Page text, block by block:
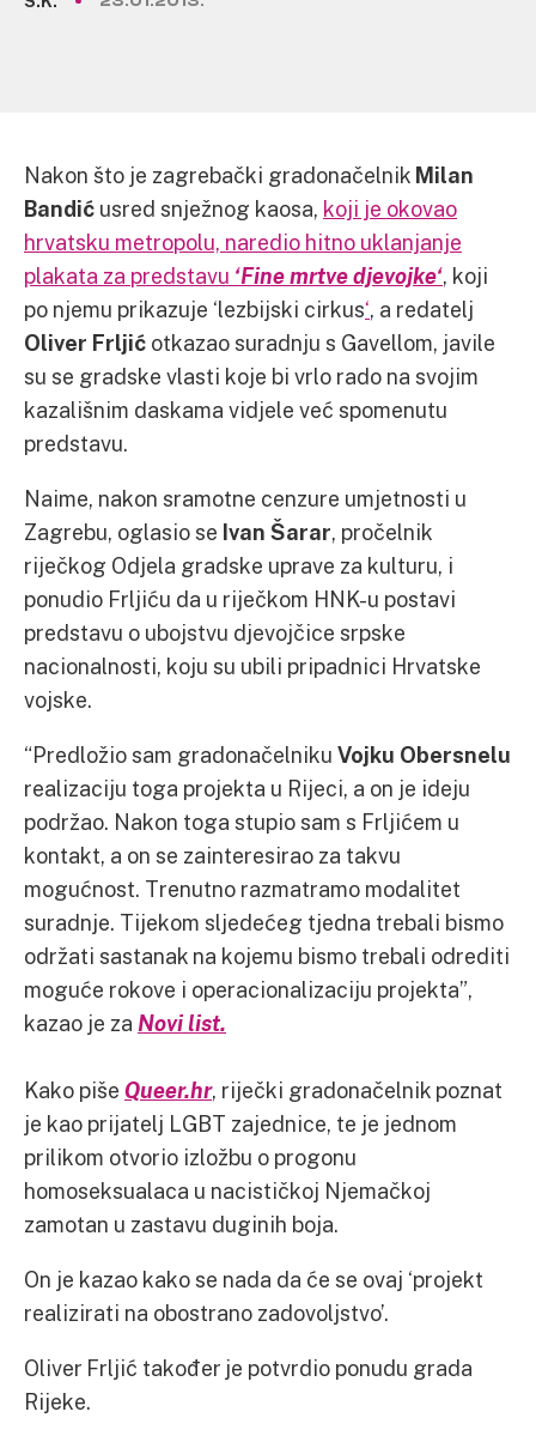
Nakon što je zagrebački gradonačelnik Milan
Bandić usred snježnog kaosa, koji je okovao
hrvatsku metropolu, naredio hitno uklanjanje
plakata za predstavu ‘Fine mrtve djevojke‘, koji
po njemu prikazuje ‘lezbijski cirkus‘, a redatelj
Oliver Frljić otkazao suradnju s Gavellom, javile
su se gradske vlasti koje bi vrlo rado na svojim
kazališnim daskama vidjele već spomenutu
predstavu.
Naime, nakon sramotne cenzure umjetnosti u
Zagrebu, oglasio se Ivan Šarar, pročelnik
riječkog Odjela gradske uprave za kulturu, i
ponudio Frljiću da u riječkom HNK-u postavi
predstavu o ubojstvu djevojčice srpske
nacionalnosti, koju su ubili pripadnici Hrvatske
vojske.
“Predložio sam gradonačelniku Vojku Obersnelu
realizaciju toga projekta u Rijeci, a on je ideju
podržao. Nakon toga stupio sam s Frljićem u
kontakt, a on se zainteresirao za takvu
mogućnost. Trenutno razmatramo modalitet
suradnje. Tijekom sljedećeg tjedna trebali bismo
održati sastanak na kojemu bismo trebali odrediti
moguće rokove i operacionalizaciju projekta”,
kazao je za Novi list.
Kako piše Queer.hr, riječki gradonačelnik poznat
je kao prijatelj LGBT zajednice, te je jednom
prilikom otvorio izložbu o progonu
homoseksualaca u nacističkoj Njemačkoj
zamotan u zastavu duginih boja.
On je kazao kako se nada da će se ovaj ‘projekt
realizirati na obostrano zadovoljstvo’.
Oliver Frljić također je potvrdio ponudu grada
Rijeke.